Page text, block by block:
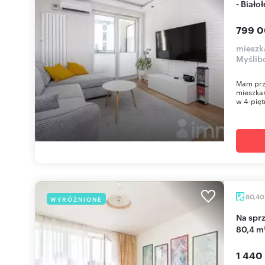
-
799
Mam
w 4-
WYRÓŻNIONE 80,40
Na sprzedaż przestronne 4-pokojowe mieszkanie
80,4
1 440